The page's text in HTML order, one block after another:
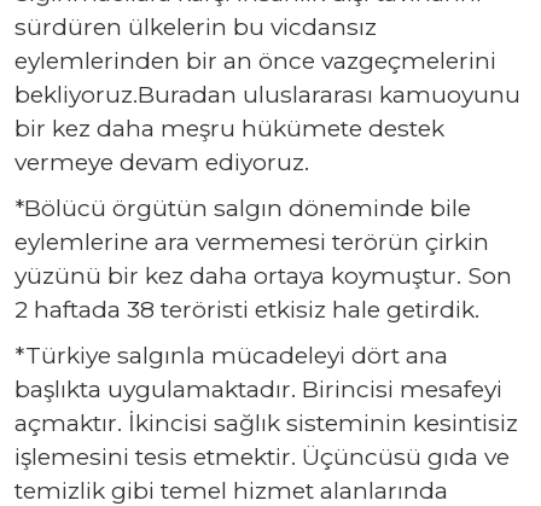
sürdüren ülkelerin bu vicdansız
eylemlerinden bir an önce vazgeçmelerini
bekliyoruz.Buradan uluslararası kamuoyunu
bir kez daha meşru hükümete destek
vermeye devam ediyoruz.
*Bölücü örgütün salgın döneminde bile
eylemlerine ara vermemesi terörün çirkin
yüzünü bir kez daha ortaya koymuştur. Son
2 haftada 38 teröristi etkisiz hale getirdik.
*Türkiye salgınla mücadeleyi dört ana
başlıkta uygulamaktadır. Birincisi mesafeyi
açmaktır. İkincisi sağlık sisteminin kesintisiz
işlemesini tesis etmektir. Üçüncüsü gıda ve
temizlik gibi temel hizmet alanlarında